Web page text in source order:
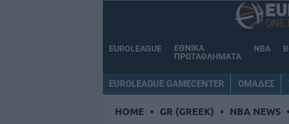
EUROLEAGUE
ΕΘΝΙΚΑ
ΠΡΩΤΑΘΛΗΜΑΤΑ
NBA
EUROLEAGUE GAMECENTER ΟΜΑΔΕΣ
HOME • GR (GREEK) • NBA NEWS •